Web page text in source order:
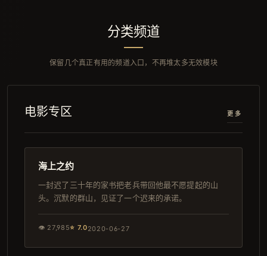
分类频道
保留几个真正有用的频道入口，不再堆太多无效模块
电影专区 更多
日本
118分钟
海上之约
一封迟了三十年的家书把老兵带回他最不愿提起的山
头。沉默的群山，见证了一个迟来的承诺。
👁 27,985⭐ 7.02020-06-27
98分钟